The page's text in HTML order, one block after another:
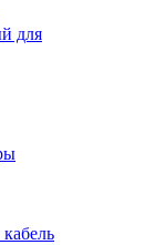
для